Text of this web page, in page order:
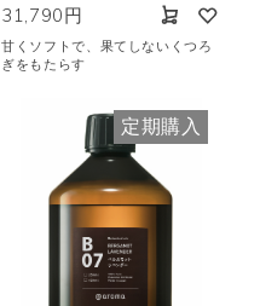
31,790円
甘くソフトで、果てしないくつろ
ぎをもたらす
定期購入